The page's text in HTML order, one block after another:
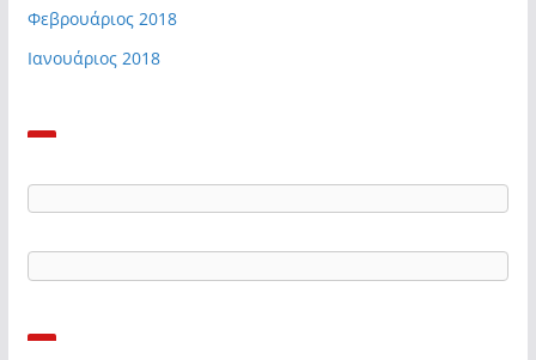
Φεβρουάριος 2018
Ιανουάριος 2018